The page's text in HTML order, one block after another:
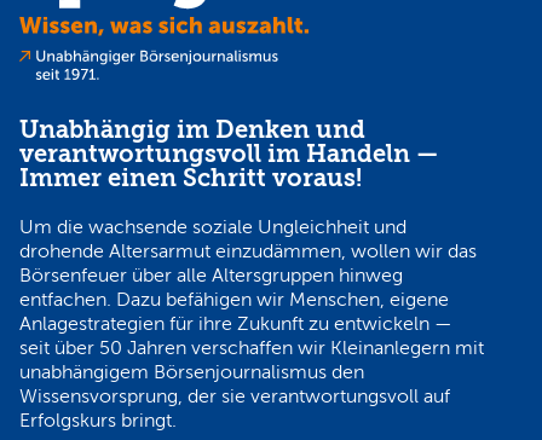
Unabhängig im Denken und
verantwortungsvoll im Handeln —
Immer einen Schritt voraus!
Um die wachsende soziale Ungleichheit und
drohende Altersarmut einzudämmen, wollen wir das
Börsenfeuer über alle Altersgruppen hinweg
entfachen. Dazu befähigen wir Menschen, eigene
Anlagestrategien für ihre Zukunft zu entwickeln —
seit über 50 Jahren verschaffen wir Kleinanlegern mit
unabhängigem Börsenjournalismus den
Wissensvorsprung, der sie verantwortungsvoll auf
Erfolgskurs bringt.